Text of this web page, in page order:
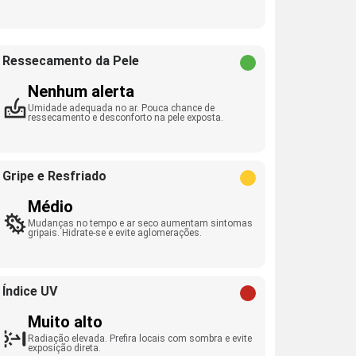
Ressecamento da Pele
Nenhum alerta
Umidade adequada no ar. Pouca chance de
ressecamento e desconforto na pele exposta.
Gripe e Resfriado
Médio
Mudanças no tempo e ar seco aumentam sintomas
gripais. Hidrate-se e evite aglomerações.
Índice UV
Muito alto
Radiação elevada. Prefira locais com sombra e evite
exposição direta.